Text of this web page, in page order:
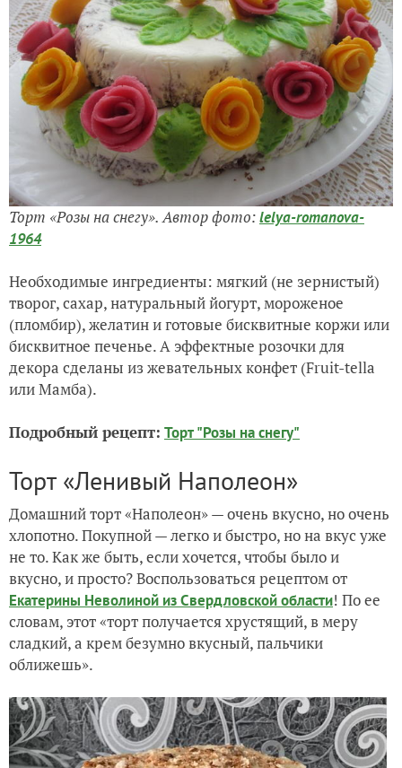
Торт «Розы на снегу». Автор фото:lelya-romanova-
1964
Необходимые ингредиенты: мягкий (не зернистый)
творог, сахар, натуральный йогурт, мороженое
(пломбир), желатин и готовые бисквитные коржи или
бисквитное печенье. А эффектные розочки для
декора сделаны из жевательных конфет (Fruit-tella
или Мамба).
Подробный рецепт: Торт "Розы на снегу"
Торт «Ленивый Наполеон»
Домашний торт «Наполеон» — очень вкусно, но очень
хлопотно. Покупной — легко и быстро, но на вкус уже
не то. Как же быть, если хочется, чтобы было и
вкусно, и просто? Воспользоваться рецептом от
Екатерины Неволиной из Свердловской области! По ее
словам, этот «торт получается хрустящий, в меру
сладкий, а крем безумно вкусный, пальчики
оближешь».